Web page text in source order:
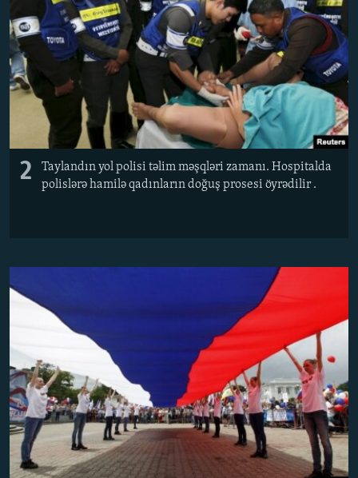
2
Taylandın yol polisi təlim məşqləri zamanı. Hospitalda
polislərə hamilə qadınların doğuş prosesi öyrədilir .